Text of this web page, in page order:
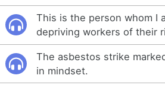
This is the person whom I
depriving workers of their
The asbestos strike
in mindset.